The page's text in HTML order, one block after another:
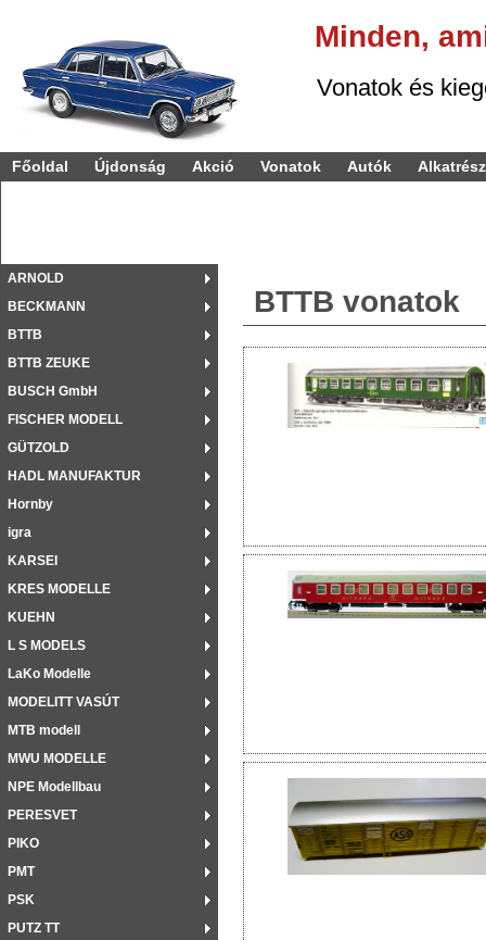
Minden,
Vonatok és
Főoldal Újdonság Akció Vonatok Autók
ARNOLD
BECKMANN
BTTB
BTTB ZEUKE
BUSCH GmbH
FISCHER MODELL
GÜTZOLD
HADL MANUFAKTUR
Hornby
igra
KARSEI
KRES MODELLE
KUEHN
L S MODELS
LaKo Modelle
MODELITT VASÚT
MTB modell
MWU MODELLE
NPE Modellbau
PERESVET
PIKO
PMT
PSK
PUTZ TT
BTTB vonatok